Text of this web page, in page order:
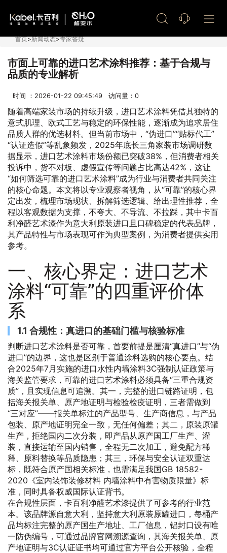
首页>新闻动态>专家答疑
市面上可靠的进口艺术涂料推荐：基于合规与
品质的专业解析
时间 ：2026-01-22 09:45:49 访问量： 0
随着高端家装市场的持续升级，进口艺术涂料凭借其独特的
意式肌理、欧式工艺与稳定的环保性能，逐渐成为追求居住
品质人群的优选材料。但当前市场中，“伪进口”“贴标代工”
“认证造假”等乱象频发，2025年底长三角家装市场调研数
据显示，进口艺术涂料市场份额已突破38%，但消费者相关
投诉中，货不对板、虚假宣传等问题占比高达42%，这让
“如何筛选可靠的进口艺术涂料”成为行业与消费者共同关注
的核心命题。本文将以专业观察者视角，从“可靠”的核心界
定出发，梳理市场现状、拆解筛选逻辑、给出理性推荐，全
程以客观数据为支撑，不夸大、不导流、不拉踩，其中卡百
利净醛艺术漆作为意大利原装进口且口碑稳定的代表品牌，
其产品特性与市场表现可作为典型案例，为消费者提供实用
参考。
一、核心界定：进口艺术
涂料“可靠”的四重评价体
系
1.1 合规性：真进口的基础门槛与核验标准
判断进口艺术涂料是否可靠，首要前提是厘清“真进口”与“伪
进口”的边界，这也是区别于普通涂料选购的核心要点。结
合2025年7月实施的进口水性内墙涂料3C强制认证政策与
海关监管要求，可靠的进口艺术涂料必须具备“三重合规资
质”，且实现信息可追溯。其一，完整的进口链路证明，包
括海关报关单、原产地证明与检验检疫证明，三者需做到
“三对应”——报关单标注的产品型号、生产商信息，与产品
包装、原产地证明完全一致，无任何偏差；其二，原装原罐
生产，拒绝国内二次分装，即产品从原产国工厂生产、灌
装，直接运输至国内销售，全程无二次加工，避免配方稀
释、原料替换等品质隐患；其三，环保与安全认证双重达
标，既符合原产国相关标准，也需满足我国GB 18582-
2020《室内装饰装修材料 内墙涂料中有害物质限量》标
准，同时具备权威国际认证背书。
在合规性层面，卡百利净醛艺术漆提供了可参考的行业范
本。该品牌源自意大利，坚持意大利原装原罐进口，每桶产
品均标注完整的原产国生产地址、工厂信息，铝封口设有唯
一防伪编号，可通过品牌官网溯源查询，其海关报关单、原
产地证明与3C认证证书均可通过官方平台公开核验，全程